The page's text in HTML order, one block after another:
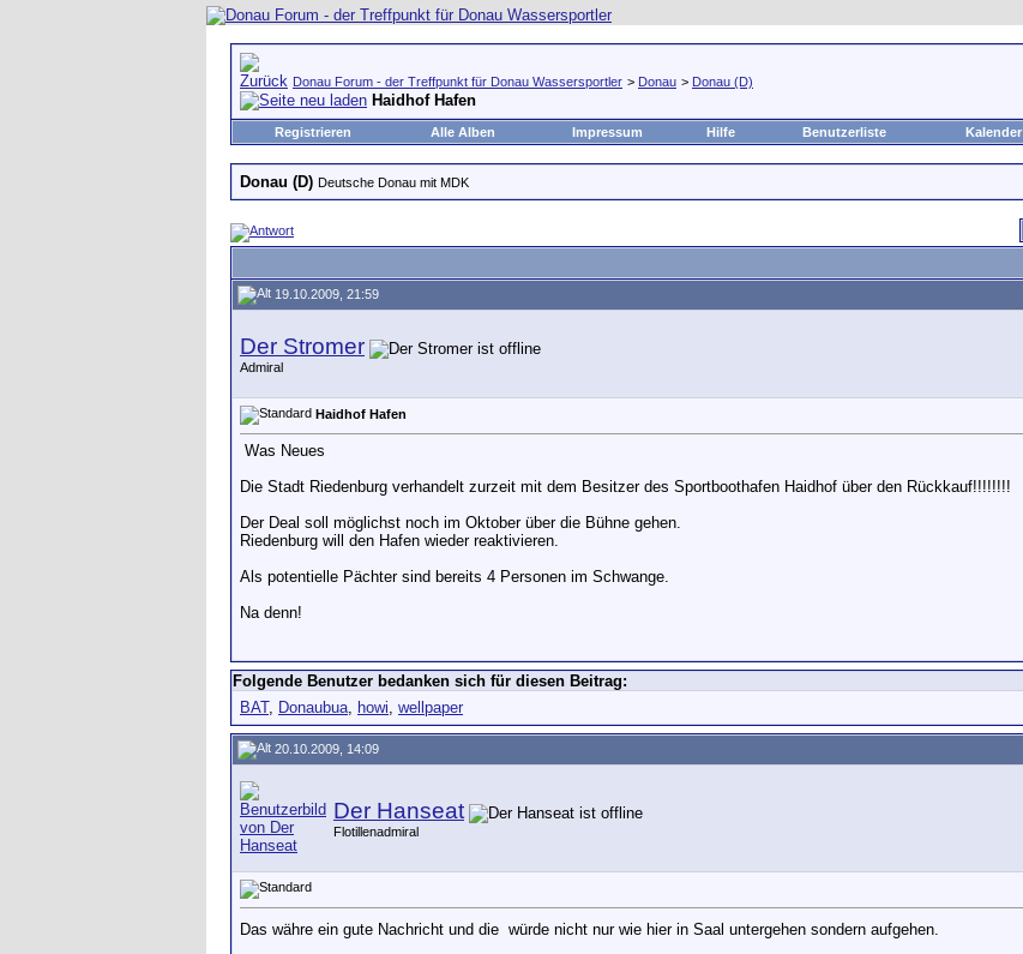
Donau Forum - der Treffpunkt für Donau Wassersportler > Donau > Donau (D)
Haidhof Hafen
Registrieren Alle Alben Impressum Hilfe Benutzerliste Kalender
Donau (D) Deutsche Donau mit MDK
19.10.2009, 21:59
Der Stromer
Admiral
Haidhof Hafen
Was Neues
Die Stadt Riedenburg verhandelt zurzeit mit dem Besitzer des Sportboothafen Haidhof über den Rückkauf!!!!!!!!
Der Deal soll möglichst noch im Oktober über die Bühne gehen.
Riedenburg will den Hafen wieder reaktivieren.
Als potentielle Pächter sind bereits 4 Personen im Schwange.
Na denn!
Folgende Benutzer bedanken sich für diesen Beitrag:
BAT, Donaubua, howi, wellpaper
20.10.2009, 14:09
Der Hanseat
Flotillenadmiral
Das währe ein gute Nachricht und die würde nicht nur wie hier in Saal untergehen sondern aufgehen.